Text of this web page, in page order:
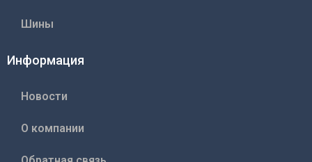
Шины
Информация
Новости
О компании